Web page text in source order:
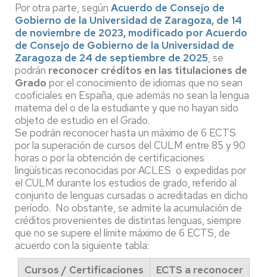
Por otra parte, según Acuerdo de Consejo de
Gobierno de la Universidad de Zaragoza, de 14
de noviembre de 2023, modificado por Acuerdo
de Consejo de Gobierno de la Universidad de
Zaragoza de 24 de septiembre de 2025, se
podrán reconocer créditos en las titulaciones de
Grado por el conocimiento de idiomas que no sean
cooficiales en España, que además no sean la lengua
materna del o de la estudiante y que no hayan sido
objeto de estudio en el Grado.
Se podrán reconocer hasta un máximo de 6 ECTS
por la superación de cursos del CULM entre 85 y 90
horas o por la obtención de certificaciones
lingüísticas reconocidas por ACLES o expedidas por
el CULM durante los estudios de grado, referido al
conjunto de lenguas cursadas o acreditadas en dicho
período. No obstante, se admite la acumulación de
créditos provenientes de distintas lenguas, siempre
que no se supere el límite máximo de 6 ECTS, de
acuerdo con la siguiente tabla:
Cursos / Certificaciones
ECTS a reconocer